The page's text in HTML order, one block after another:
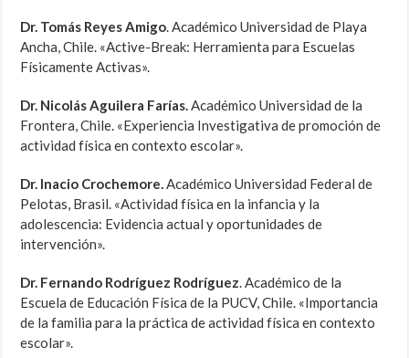
Dr. Tomás Reyes Amigo. Académico Universidad de Playa
Ancha, Chile. «Active-Break: Herramienta para Escuelas
Físicamente Activas».
Dr. Nicolás Aguilera Farías.Académico Universidad de la
Frontera, Chile. «Experiencia Investigativa de promoción de
actividad física en contexto escolar».
Dr. Inacio Crochemore.Académico Universidad Federal de
Pelotas, Brasil. «Actividad física en la infancia y la
adolescencia: Evidencia actual y oportunidades de
intervención».
Dr. Fernando Rodríguez Rodríguez. Académico de la
Escuela de Educación Física de la PUCV, Chile. «Importancia
de la familia para la práctica de actividad física en contexto
escolar».